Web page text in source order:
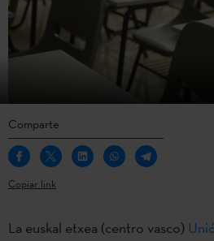
Comparte
Copiar link
La euskal etxea (centro vasco)